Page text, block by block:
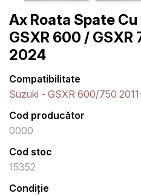
Ax Roata Spate
GSXR 600 / GSXR
2024
Compatibilitate
Suzuki - GSXR 600/750
Cod producător
0000
Cod stoc
15352
Condiție